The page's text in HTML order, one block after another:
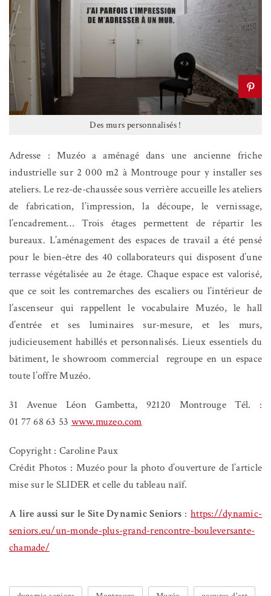
Des murs personnalisés !
Adresse : Muzéo a aménagé dans une ancienne friche
industrielle sur 2 000 m2 à Montrouge pour y installer ses
ateliers. Le rez-de-chaussée sous verrière accueille les ateliers
de fabrication, l’impression, la découpe, le vernissage,
l’encadrement… Trois étages permettent de répartir les
bureaux. L’aménagement des espaces de travail a été pensé
pour le bien-être des 40 collaborateurs qui disposent d’une
terrasse végétalisée au 2e étage. Chaque espace est valorisé,
que ce soit les contremarches des escaliers ou l’intérieur de
l’ascenseur qui rappellent le vocabulaire Muzéo, le hall
d’entrée et ses luminaires sur-mesure, et les murs,
judicieusement habillés et personnalisés. Lieux essentiels du
bâtiment, le showroom commercial regroupe en un espace
toute l’offre Muzéo.
31 Avenue Léon Gambetta, 92120 Montrouge Tél. :
01 77 68 63 53 www.muzeo.com
Copyright : Caroline Paux
Crédit Photos : Muzéo pour la photo d’ouverture de l’article
mise sur le SLIDER et celle du tableau naïf.
A lire aussi sur le Site Dynamic Seniors :https://dynamic-
seniors.eu/un-monde-plus-grand-rencontre-bouleversante-
chamade/